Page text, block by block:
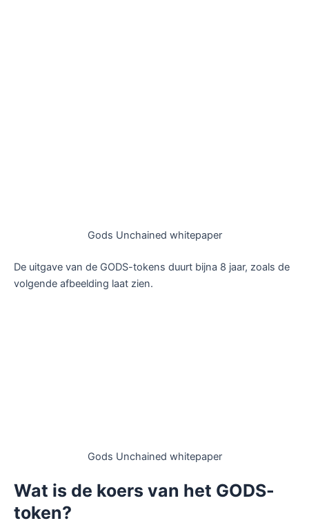
Gods Unchained whitepaper
De uitgave van de GODS-tokens duurt bijna 8 jaar, zoals de
volgende afbeelding laat zien.
Gods Unchained whitepaper
Wat is de koers van het GODS-
token?